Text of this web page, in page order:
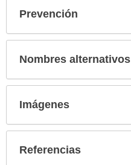
Prevención
Nombres alternativos
Imágenes
Referencias